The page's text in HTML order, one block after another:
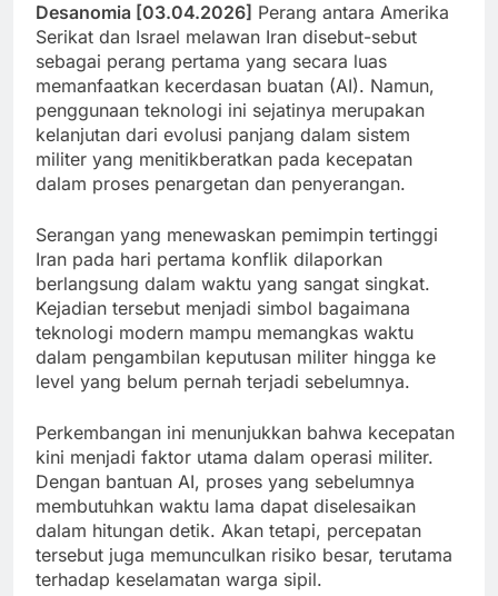
Desanomia [03.04.2026] Perang antara Amerika
Serikat dan Israel melawan Iran disebut-sebut
sebagai perang pertama yang secara luas
memanfaatkan kecerdasan buatan (AI). Namun,
penggunaan teknologi ini sejatinya merupakan
kelanjutan dari evolusi panjang dalam sistem
militer yang menitikberatkan pada kecepatan
dalam proses penargetan dan penyerangan.
Serangan yang menewaskan pemimpin tertinggi
Iran pada hari pertama konflik dilaporkan
berlangsung dalam waktu yang sangat singkat.
Kejadian tersebut menjadi simbol bagaimana
teknologi modern mampu memangkas waktu
dalam pengambilan keputusan militer hingga ke
level yang belum pernah terjadi sebelumnya.
Perkembangan ini menunjukkan bahwa kecepatan
kini menjadi faktor utama dalam operasi militer.
Dengan bantuan AI, proses yang sebelumnya
membutuhkan waktu lama dapat diselesaikan
dalam hitungan detik. Akan tetapi, percepatan
tersebut juga memunculkan risiko besar, terutama
terhadap keselamatan warga sipil.